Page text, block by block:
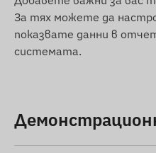
За тях можете да
показвате данни в
системата.